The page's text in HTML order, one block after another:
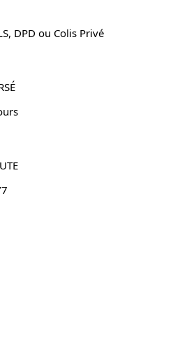
DPD ou Colis Privé